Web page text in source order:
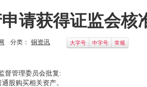
请获得证监会核
分类： 铜资讯 大字号 中字号 常规
督管理委员会批复:
股购买相关资产。